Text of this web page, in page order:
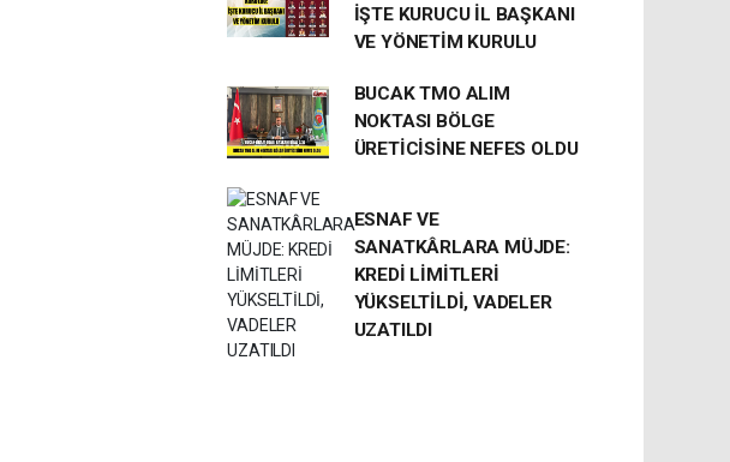
İŞTE KURUCU İL BAŞKANI
VE YÖNETİM KURULU
BUCAK TMO ALIM
NOKTASI BÖLGE
ÜRETİCİSİNE NEFES OLDU
ESNAF VE
SANATKÂRLARA MÜJDE:
KREDİ LİMİTLERİ
YÜKSELTİLDİ, VADELER
UZATILDI